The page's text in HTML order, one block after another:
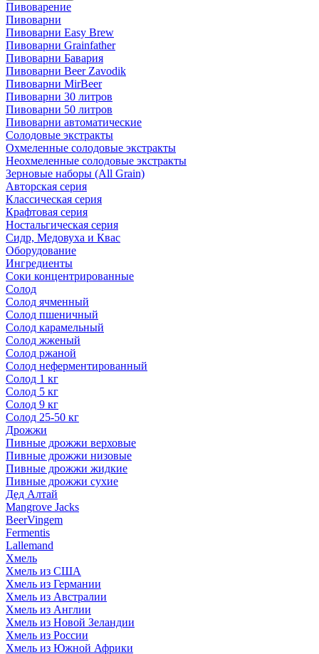
Пивоварение
Пивоварни
Пивоварни Easy Brew
Пивоварни Grainfather
Пивоварни Бавария
Пивоварни Beer Zavodik
Пивоварни MirBeer
Пивоварни 30 литров
Пивоварни 50 литров
Пивоварни автоматические
Солодовые экстракты
Охмеленные солодовые экстракты
Неохмеленные солодовые экстракты
Зерновые наборы (All Grain)
Авторская серия
Классическая серия
Крафтовая серия
Ностальгическая серия
Сидр, Медовуха и Квас
Оборудование
Ингредиенты
Соки концентрированные
Солод
Солод ячменный
Солод пшеничный
Солод карамельный
Солод жженый
Солод ржаной
Солод неферментированный
Солод 1 кг
Солод 5 кг
Солод 9 кг
Солод 25-50 кг
Дрожжи
Пивные дрожжи верховые
Пивные дрожжи низовые
Пивные дрожжи жидкие
Пивные дрожжи сухие
Дед Алтай
Mangrove Jacks
BeerVingem
Fermentis
Lallemand
Хмель
Хмель из США
Хмель из Германии
Хмель из Австралии
Хмель из Англии
Хмель из Новой Зеландии
Хмель из России
Хмель из Южной Африки